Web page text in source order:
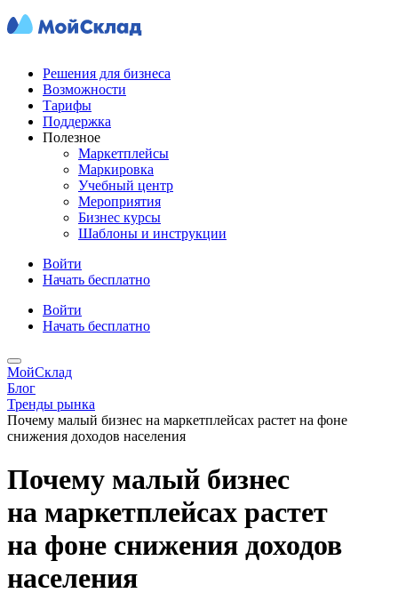
Решения для бизнеса
Возможности
Тарифы
Поддержка
Полезное
Маркетплейсы
Маркировка
Учебный центр
Мероприятия
Бизнес курсы
Шаблоны и инструкции
Войти
Начать бесплатно
Войти
Начать бесплатно
МойСклад
Блог
Тренды рынка
Почему малый бизнес на маркетплейсах растет на фоне
снижения доходов населения
Почему малый бизнес
на маркетплейсах растет
на фоне снижения доходов
населения